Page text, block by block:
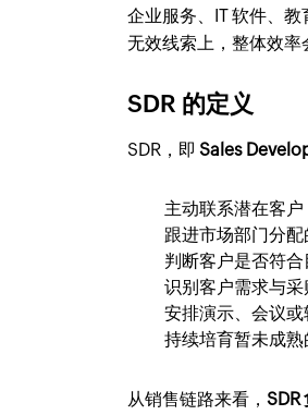
企业服务、IT 软件、
无效线索上，整体效率
SDR 的定义
SDR，即Sales
主动联系潜在客户
跟进市场部门分配
判断客户是否符
识别客户需求与采
安排演示、会议
持续培育暂未成
从销售链路来看，SDR